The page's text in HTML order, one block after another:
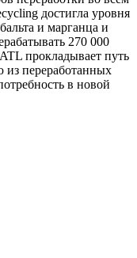
достигла уровня
и марганца и
270 000
прокладывает путь
из переработанных
в новой